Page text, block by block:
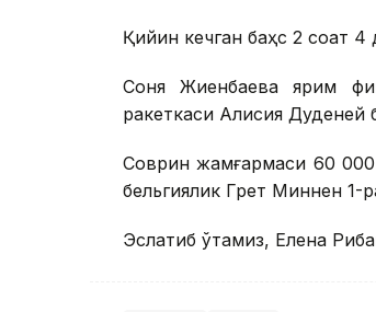
Қийин кечган баҳс 2 соат 4
Соня Жиенбаева ярим
ракеткаси Алисия Дуденей
Соврин жамғармаси 60
бельгиялик Грет Миннен 1-
Эслатиб ўтамиз, Елена